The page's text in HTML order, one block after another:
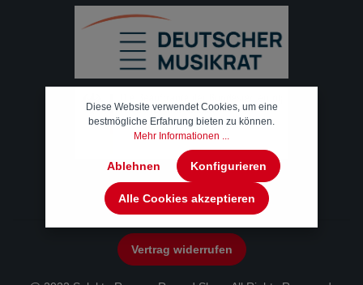
Vertrag widerrufen
Diese Website verwendet Cookies, um eine
bestmögliche Erfahrung bieten zu können.
Mehr Informationen ...
Ablehnen Konfigurieren
Alle Cookies akzeptieren